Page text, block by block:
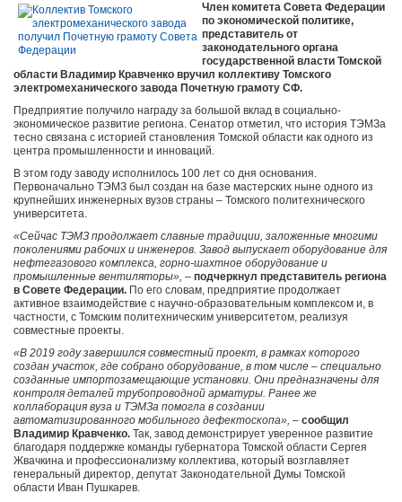
Член комитета Совета Федерации
по экономической политике,
представитель от
законодательного органа
государственной власти Томской
области Владимир Кравченко вручил коллективу Томского
электромеханического завода Почетную грамоту СФ.
Предприятие получило награду за большой вклад в социально-
экономическое развитие региона. Сенатор отметил, что история ТЭМЗа
тесно связана с историей становления Томской области как одного из
центра промышленности и инноваций.
В этом году заводу исполнилось 100 лет со дня основания.
Первоначально ТЭМЗ был создан на базе мастерских ныне одного из
крупнейших инженерных вузов страны – Томского политехнического
университета.
«Сейчас ТЭМЗ продолжает славные традиции, заложенные многими
поколениями рабочих и инженеров. Завод выпускает оборудование для
нефтегазового комплекса, горно-шахтное оборудование и
промышленные вентиляторы», – подчеркнул представитель региона
в Совете Федерации. По его словам, предприятие продолжает
активное взаимодействие с научно-образовательным комплексом и, в
частности, с Томским политехническим университетом, реализуя
совместные проекты.
«В 2019 году завершился совместный проект, в рамках которого
создан участок, где собрано оборудование, в том числе – специально
созданные импортозамещающие установки. Они предназначены для
контроля деталей трубопроводной арматуры. Ранее же
коллаборация вуза и ТЭМЗа помогла в создании
автоматизированного мобильного дефектоскопа», – сообщил
Владимир Кравченко. Так, завод демонстрирует уверенное развитие
благодаря поддержке команды губернатора Томской области Сергея
Жвачкина и профессионализму коллектива, который возглавляет
генеральный директор, депутат Законодательной Думы Томской
области Иван Пушкарев.